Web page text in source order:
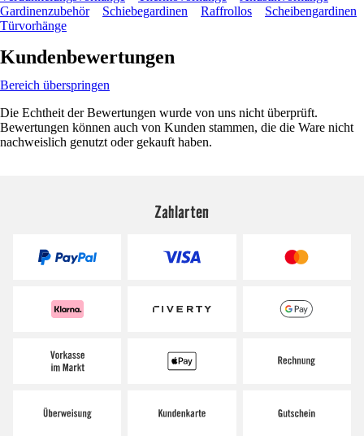
Gardinenzubehör
Schiebegardinen Raffrollos
Scheibengardinen
Türvorhänge
Kundenbewertungen
Bereich überspringen
Die Echtheit der Bewertungen wurde von uns nicht überprüft.
Bewertungen können auch von Kunden stammen, die die Ware nicht
nachweislich genutzt oder gekauft haben.
Zahlarten